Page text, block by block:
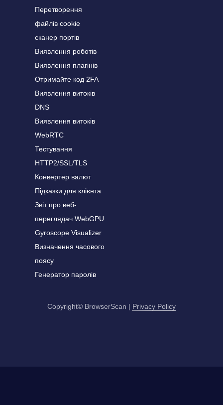
Перетворення
файлів cookie
сканер портів
Виявлення роботів
Виявлення плагінів
Отримайте код 2FA
Виявлення витоків
DNS
Виявлення витоків
WebRTC
Тестування
HTTP2/SSL/TLS
Конвертер валют
Підказки для клієнта
Звіт про веб-
переглядач WebGPU
Gyroscope Visualizer
Визначення часового
поясу
Генератор паролів
Copyright© BrowserScan | Privacy Policy